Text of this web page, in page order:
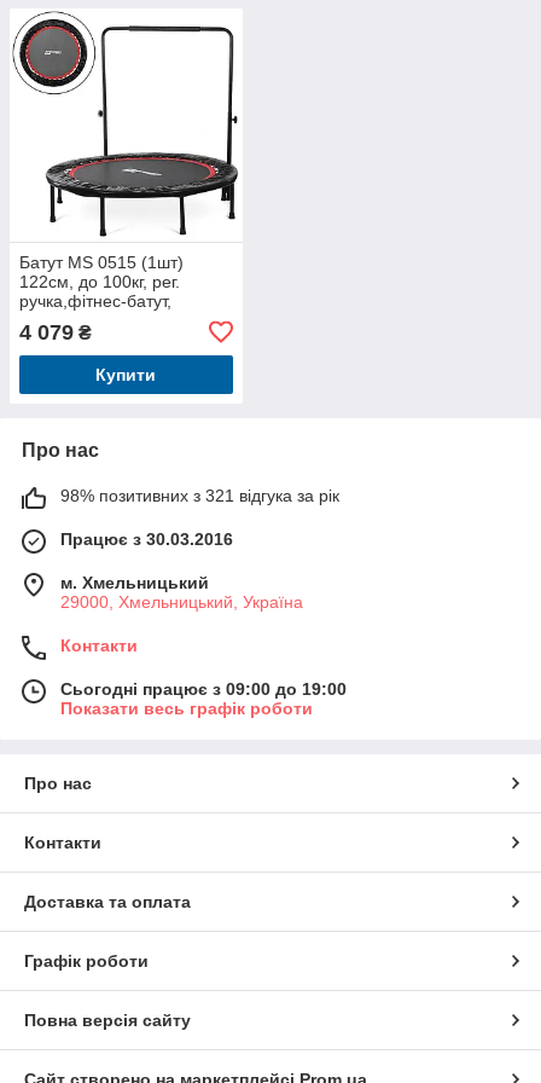
Батут MS 0515 (1шт)
122см, до 100кг, рег.
ручка,фітнес-батут,
пружини 36шт, ніжки 8 шт,
в корці
4 079 ₴
Купити
Про нас
98% позитивних з 321 відгука за рік
Працює з 30.03.2016
м. Хмельницький
29000, Хмельницький, Україна
Контакти
Сьогодні працює з 09:00 до 19:00
Показати весь графік роботи
Про нас
Контакти
Доставка та оплата
Графік роботи
Повна версія сайту